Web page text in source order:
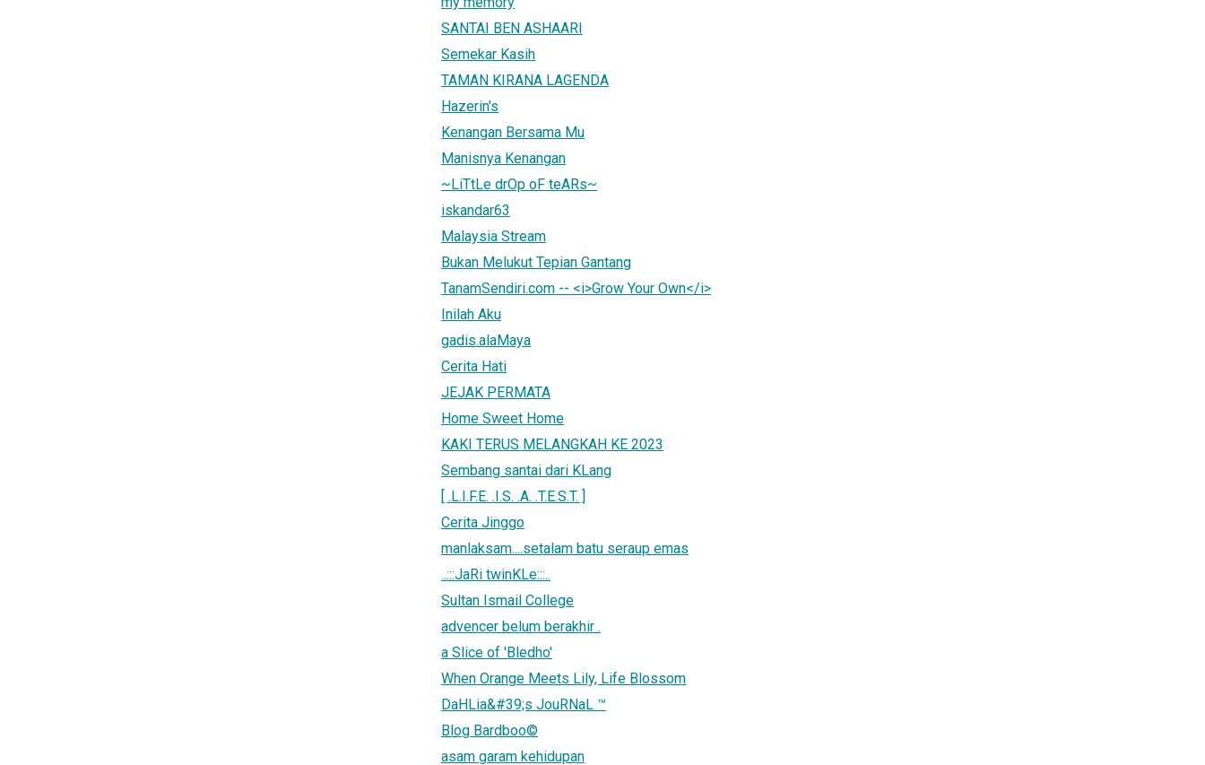
SANTAI BEN ASHAARI
Semekar Kasih
TAMAN KIRANA LAGENDA
Hazerin's
Kenangan Bersama Mu
Manisnya Kenangan
~LiTtLe drOp oF teARs~
iskandar63
Malaysia Stream
Bukan Melukut Tepian Gantang
TanamSendiri.com -- <i>Grow Your Own</i>
Inilah Aku
gadis.alaMaya
Cerita Hati
JEJAK PERMATA
Home Sweet Home
KAKI TERUS MELANGKAH KE 2023
Sembang santai dari KLang
[ .L.I.F.E. .I.S. .A. .T.E.S.T. ]
Cerita Jinggo
manlaksam....setalam batu seraup emas
..:::JaRi twinKLe:::..
Sultan Ismail College
advencer belum berakhir .
a Slice of 'Bledho'
When Orange Meets Lily, Life Blossom
DaHLia&#39;s JouRNaL ™
Blog Bardboo©
asam garam kehidupan